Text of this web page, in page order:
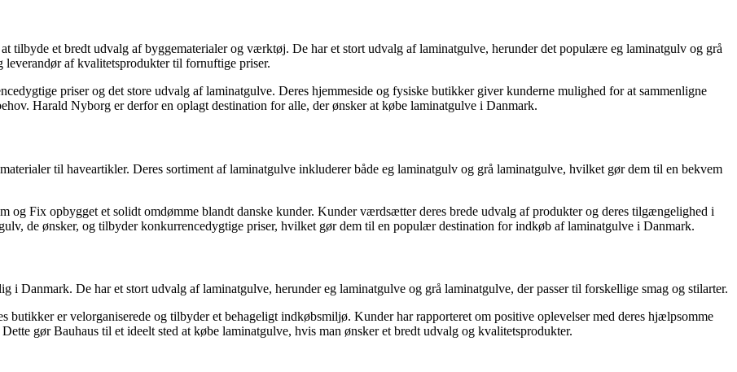
tilbyde et bredt udvalg af byggematerialer og værktøj. De har et stort udvalg af laminatgulve, herunder det populære eg laminatgulv og grå
af kvalitetsprodukter til fornuftige priser.
priser og det store udvalg af laminatgulve. Deres hjemmeside og fysiske butikker giver kunderne mulighed for at sammenligne
Harald Nyborg er derfor en oplagt destination for alle, der ønsker at købe laminatgulve i Danmark.
til haveartikler. Deres sortiment af laminatgulve inkluderer både eg laminatgulv og grå laminatgulve, hvilket gør dem til en bekvem
og Fix opbygget et solidt omdømme blandt danske kunder. Kunder værdsætter deres brede udvalg af produkter og deres tilgængelighed i
de ønsker, og tilbyder konkurrencedygtige priser, hvilket gør dem til en populær destination for indkøb af laminatgulve i Danmark.
i Danmark. De har et stort udvalg af laminatgulve, herunder eg laminatgulve og grå laminatgulve, der passer til forskellige smag og stilarter.
butikker er velorganiserede og tilbyder et behageligt indkøbsmiljø. Kunder har rapporteret om positive oplevelser med deres hjælpsomme
gør Bauhaus til et ideelt sted at købe laminatgulve, hvis man ønsker et bredt udvalg og kvalitetsprodukter.